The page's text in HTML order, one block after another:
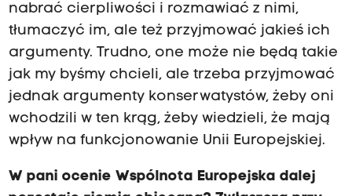
nabrać cierpliwości i rozmawiać z nimi,
tłumaczyć im, ale też przyjmować jakieś ich
argumenty. Trudno, one może nie będą takie
jak my byśmy chcieli, ale trzeba przyjmować
jednak argumenty konserwatystów, żeby oni
wchodzili w ten krąg, żeby wiedzieli, że mają
wpływ na funkcjonowanie Unii Europejskiej.
W pani ocenie Wspólnota Europejska dalej